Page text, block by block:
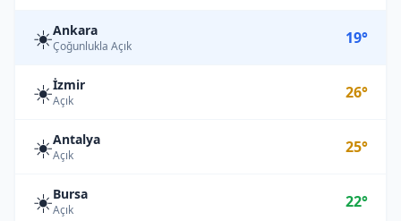
☀️Ankara
Çoğunlukla Açık 19°
☀️İzmir
Açık 26°
☀️Antalya
Açık 25°
☀️Bursa
Açık 22°